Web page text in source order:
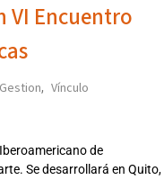
VI Encuentro
Gestion, Vínculo
de
Se desarrollará en Quito,